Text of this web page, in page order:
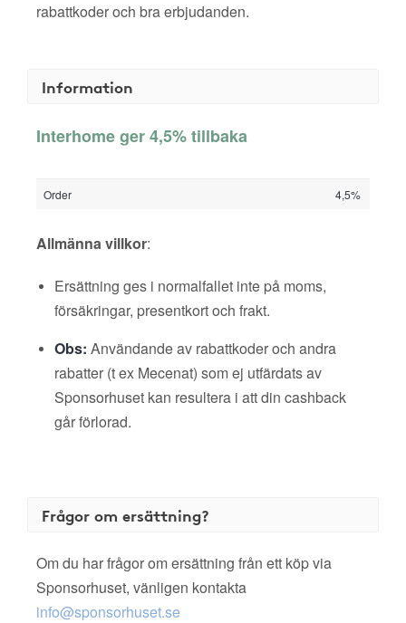
rabattkoder och bra erbjudanden.
Information
Interhome ger 4,5% tillbaka
Order 4,5%
Allmänna villkor:
Ersättning ges i normalfallet inte på moms,
försäkringar, presentkort och frakt.
Obs: Användande av rabattkoder och andra
rabatter (t ex Mecenat) som ej utfärdats av
Sponsorhuset kan resultera i att din cashback
går förlorad.
Frågor om ersättning?
Om du har frågor om ersättning från ett köp via
Sponsorhuset, vänligen kontakta
info@sponsorhuset.se